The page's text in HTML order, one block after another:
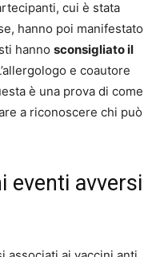
cui è stata
hanno poi manifestato
hanno sconsigliato il
e coautore
è una prova di come
a riconoscere chi può
eventi avversi